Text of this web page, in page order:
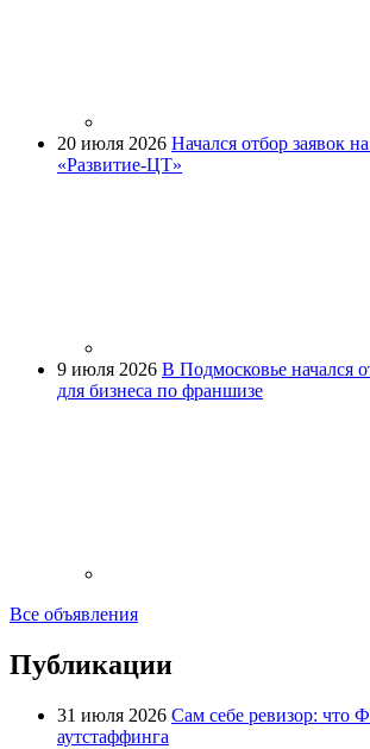
20 июля 2026 Начался отбор заявок
«Развитие-ЦТ»
9 июля 2026 В Подмосковье начался
для бизнеса по франшизе
Все объявления
Публикации
31 июля 2026 Сам себе ревизор: что
аутстаффинга